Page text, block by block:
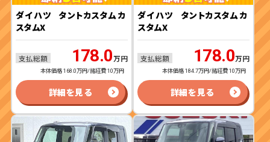
ダイハツ
タントカスタム カ
スタムX
支払総額 178.0万円
本体価格 168.0万円/諸経費 10万円
詳細を見る
ダイハツ
タントカスタム カ
スタムX
支払総額 178.0万円
本体価格 184.7万円/諸経費 10万円
詳細を見る